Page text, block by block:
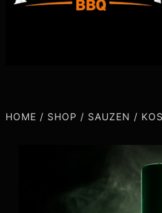
HOME / SHOP / SAUZEN /